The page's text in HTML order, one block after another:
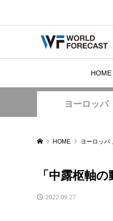
HOME
ヨーロッパ
HOME ヨーロッパ ,
「中露枢軸
2022.09.27